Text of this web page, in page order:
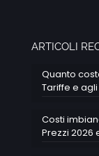
ARTICOLI
Quanto
Tariffe e
Costi
Prezzi 2026